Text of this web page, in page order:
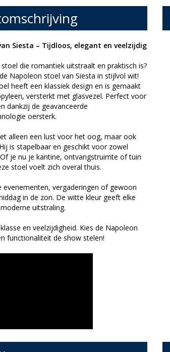
Siesta – Tijdloos, elegant en veelzijdig
die romantiek uitstraalt en praktisch is?
Napoleon stoel van Siesta in stijlvol wit!
heeft een klassiek design en is gemaakt
versterkt met glasvezel. Perfect voor
dankzij de geavanceerde
oersterk.
alleen een lust voor het oog, maar ook
is stapelbaar en geschikt voor zowel
je nu je kantine, ontvangstruimte of tuin
stoel voelt zich overal thuis.
evenementen, vergaderingen of gewoon
in de zon. De witte kleur geeft elke
uitstraling.
en veelzijdigheid. Kies de Napoleon
functionaliteit de show stelen!